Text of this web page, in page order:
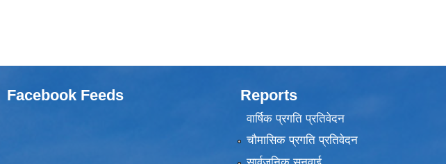
Facebook Feeds Reports
वार्षिक प्रगति प्रतिवेदन
चौमासिक प्रगति प्रतिवेदन